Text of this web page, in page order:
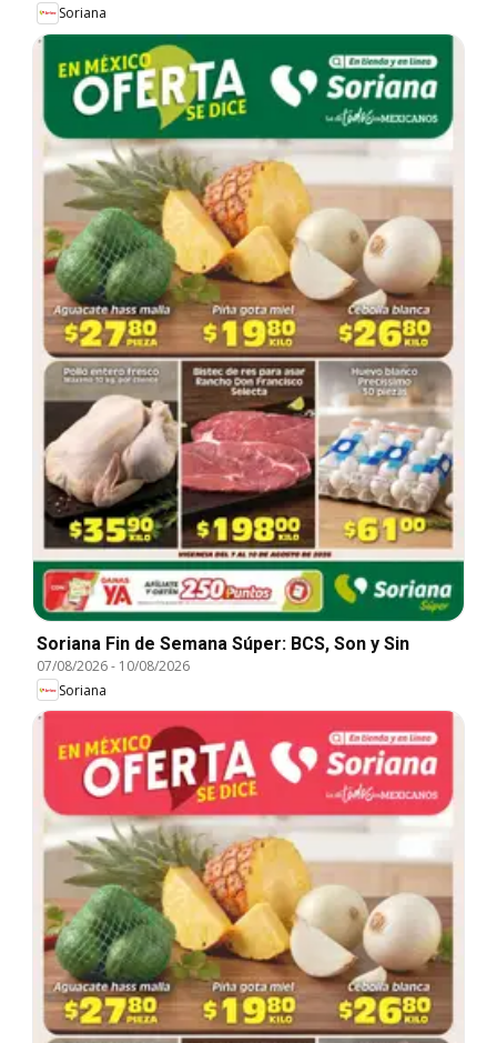
Soriana
Soriana Fin de Semana Súper: BCS, Son y Sin
07/08/2026- 10/08/2026
Soriana